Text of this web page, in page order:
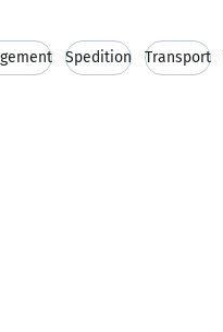
Spedition Transport